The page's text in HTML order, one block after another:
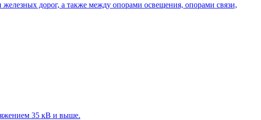
дорог, а также между опорами освещения, опорами связи,
35 кВ и выше.